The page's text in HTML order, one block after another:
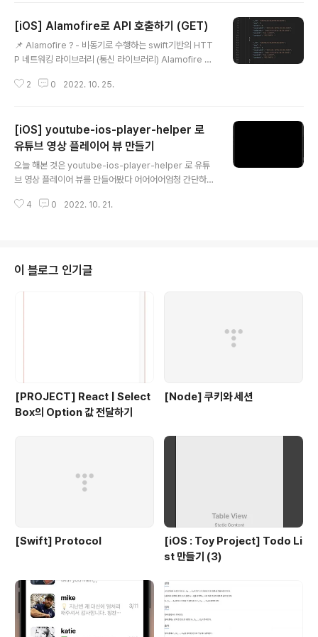
API 등을 제공합니다. developers.kakao.com 여기로
들어가서 설정을 해보자! (설정 방법은 구글링하면 진짜 많
이 나오고 많은 분들이 정리를 잘해두었기에 이부분은 생
ode 설정 3️⃣ AppDelegate, SceneDelegate 설정
[iOS] Alamofire로 API 호출하기 (GET)
📌 Alamofire ? - 비동기로 수행하는 swift기반의 HTT
P 네트워킹 라이브러리 (통신 라이브러리) Alamofire 설
라이브러리 설치 pod 'Alamofire', '~> 5.2' 3. Import i
식 3. parameters : post 통신시 필요 4. encoding :
URL이기 때문에, URLEncoding 5. headers : json 형
식으로 받게끔 6. validate : 확인코드 7. responseJSO
N : 데이터 받는 부분 import Alamof..
2 0 2022. 10. 25.
[iOS] youtube-ios-player-helper 로
유튜브 영상 플레이어 뷰 만들기
오늘 해본 것은 youtube-ios-player-helper 로 유튜
브 영상 플레이어 뷰를 만들어봤다 어어어어엄청 간단하니
be_ios_player_helper 설치 - CocoaPods를 사용한
ayout 설정(영상 비율은 대부분 16:9) - CustomClass
이름을 YTPlayerView로 설정 - ViewController에 연
결 @IBOutlet weak var playerView: YTPlayerVie
4 0 2022. 10. 21.
이 블로그 인기글
[PROJECT] React | Select
Box의 Option 값 전달하기
[Node] 쿠키와 세션
[Swift] Protocol
[iOS : Toy Project] Todo Li
st 만들기 (3)